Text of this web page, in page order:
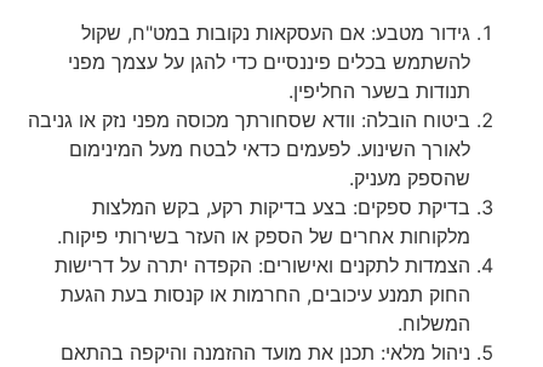
גידור מטבע: אם העסקאות נקובות במט"ח, שקול
להשתמש בכלים פיננסיים כדי להגן על עצמך מפני
תנודות בשער החליפין.
ביטוח הובלה: וודא שסחורתך מכוסה מפני נזק או גניבה
לאורך השינוע. לפעמים כדאי לבטח מעל המינימום
שהספק מעניק.
בדיקת ספקים: בצע בדיקות רקע, בקש המלצות
מלקוחות אחרים של הספק או העזר בשירותי פיקוח.
הצמדות לתקנים ואישורים: הקפדה יתרה על דרישות
החוק תמנע עיכובים, החרמות או קנסות בעת הגעת
המשלוח.
ניהול מלאי: תכנן את מועד ההזמנה והיקפה בהתאם